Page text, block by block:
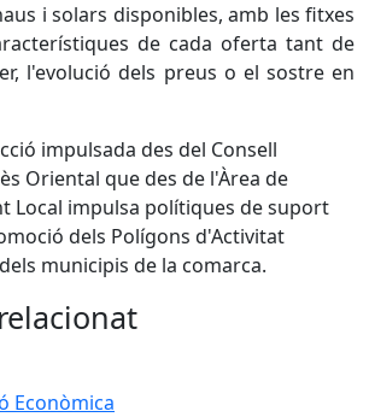
i solars disponibles, amb les fitxes
de cada oferta tant de
l'evolució dels preus o el sostre en
impulsada des del Consell
Oriental que des de l'Àrea de
Local impulsa polítiques de suport
dels Polígons d'Activitat
municipis de la comarca.
Econòmica